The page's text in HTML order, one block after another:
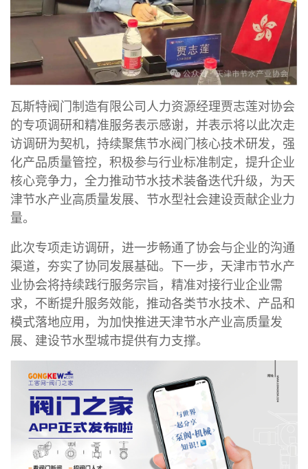
瓦斯特阀门制造有限公司人力资源经理贾志莲对协会
的专项调研和精准服务表示感谢，并表示将以此次走
访调研为契机，持续聚焦节水阀门核心技术研发，强
化产品质量管控，积极参与行业标准制定，提升企业
核心竞争力，全力推动节水技术装备迭代升级，为天
津节水产业高质量发展、节水型社会建设贡献企业力
量。
此次专项走访调研，进一步畅通了协会与企业的沟通
渠道，夯实了协同发展基础。下一步，天津市节水产
业协会将持续践行服务宗旨，精准对接行业企业需
求，不断提升服务效能，推动各类节水技术、产品和
模式落地应用，为加快推进天津节水产业高质量发
展、建设节水型城市提供有力支撑。